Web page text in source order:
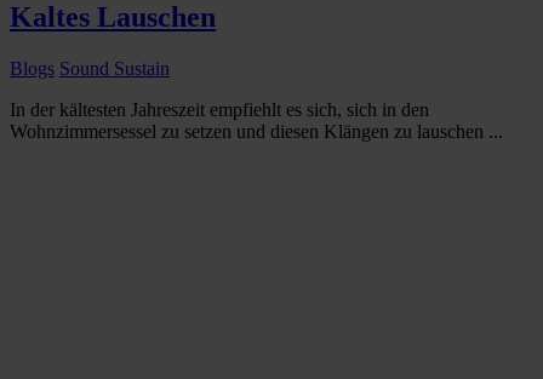
Kaltes Lauschen
Blogs Sound Sustain
In der kältesten Jahreszeit empfiehlt es sich, sich in den
Wohnzimmersessel zu setzen und diesen Klängen zu lauschen ...